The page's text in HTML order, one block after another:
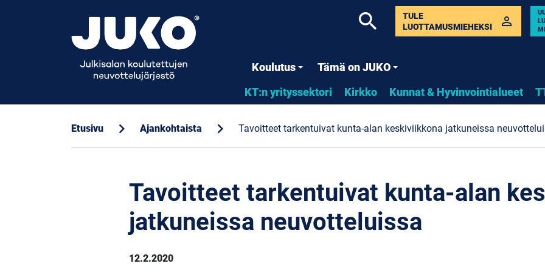
Koulutus
Tämä on JUKO
KT:n yrityssektori
Kirkko Kunnat & Hyvinvointialueet
TULE
LUOTTAMUSMIEHEKSI
perm_identity
search
Etusivu chevron_right Ajankohtaista chevron_right Tavoitteet tarkentuivat kunta-alan keskiviikkona jatkuneissa
Tavoitteet tarkentuivat kunta-alan
jatkuneissa neuvotteluissa
12.2.2020